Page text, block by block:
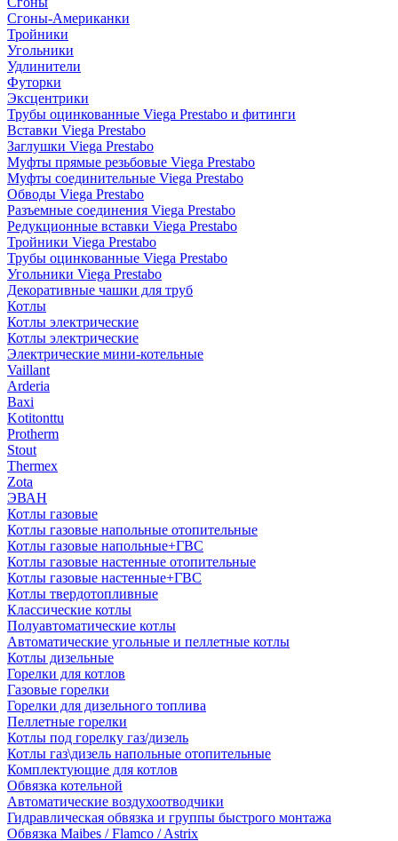
Сгоны-Американки
Тройники
Угольники
Удлинители
Футорки
Эксцентрики
Трубы оцинкованные Viega Prestabo и фитинги
Вставки Viega Prestabo
Заглушки Viega Prestabo
Муфты прямые резьбовые Viega Prestabo
Муфты соединительные Viega Prestabo
Обводы Viega Prestabo
Разъемные соединения Viega Prestabo
Редукционные вставки Viega Prestabo
Тройники Viega Prestabo
Трубы оцинкованные Viega Prestabo
Угольники Viega Prestabo
Декоративные чашки для труб
Котлы
Котлы электрические
Котлы электрические
Электрические мини-котельные
Vaillant
Arderia
Baxi
Kotitonttu
Protherm
Stout
Thermex
Zota
ЭВАН
Котлы газовые
Котлы газовые напольные отопительные
Котлы газовые напольные+ГВС
Котлы газовые настенные отопительные
Котлы газовые настенные+ГВС
Котлы твердотопливные
Классические котлы
Полуавтоматические котлы
Автоматические угольные и пеллетные котлы
Котлы дизельные
Горелки для котлов
Газовые горелки
Горелки для дизельного топлива
Пеллетные горелки
Котлы под горелку газ/дизель
Котлы газ\дизель напольные отопительные
Комплектующие для котлов
Обвязка котельной
Автоматические воздухоотводчики
Гидравлическая обвязка и группы быстрого монтажа
Обвязка Maibes / Flamco / Astrix